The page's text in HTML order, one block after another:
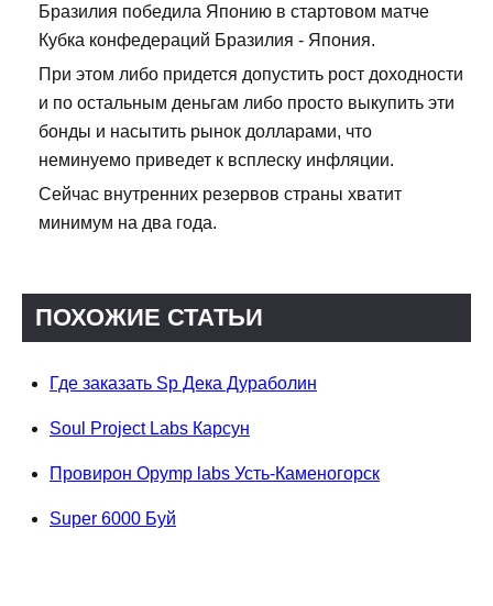
Бразилия победила Японию в стартовом матче
Кубка конфедераций Бразилия - Япония.
При этом либо придется допустить рост доходности
и по остальным деньгам либо просто выкупить эти
бонды и насытить рынок долларами, что
неминуемо приведет к всплеску инфляции.
Сейчас внутренних резервов страны хватит
минимум на два года.
ПОХОЖИЕ СТАТЬИ
Где заказать Sp Дека Дураболин
Soul Project Labs Карсун
Провирон Opymp labs Усть-Каменогорск
Super 6000 Буй